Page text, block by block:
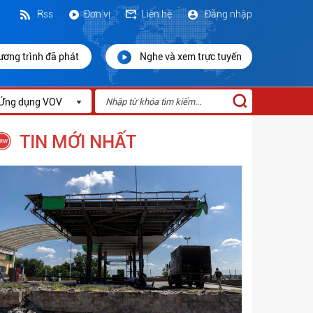
Đăng nhập
Liên hệ
Đơn vị
Rss
trình đã phát Nghe và xem trực tuyến
dụng VOV
TIN MỚI NHẤT